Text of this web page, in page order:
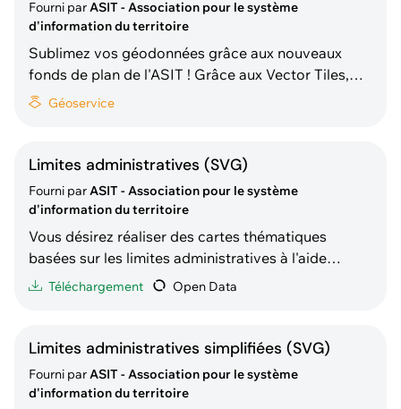
Fourni parASIT - Association pour le système
d'information du territoire
Sublimez vos géodonnées grâce aux nouveaux
fonds de plan de l'ASIT ! Grâce aux Vector Tiles,
nous proposons quatre styles de fond de plan
Clair (niveaux de gris) - Sombre (dark mode) -
Hybride (av
Géoservice
Limites administratives (SVG)
Fourni parASIT - Association pour le système
d'information du territoire
Vous désirez réaliser des cartes thématiques
basées sur les limites administratives à l'aide
d'outils de dessin vectoriel tels qu'Adobe Illustrator
Suisse et du Liechtenstein au format vectoriel
optimisées
Téléchargement Open Data
Limites administratives simplifiées (SVG)
Fourni parASIT - Association pour le système
d'information du territoire